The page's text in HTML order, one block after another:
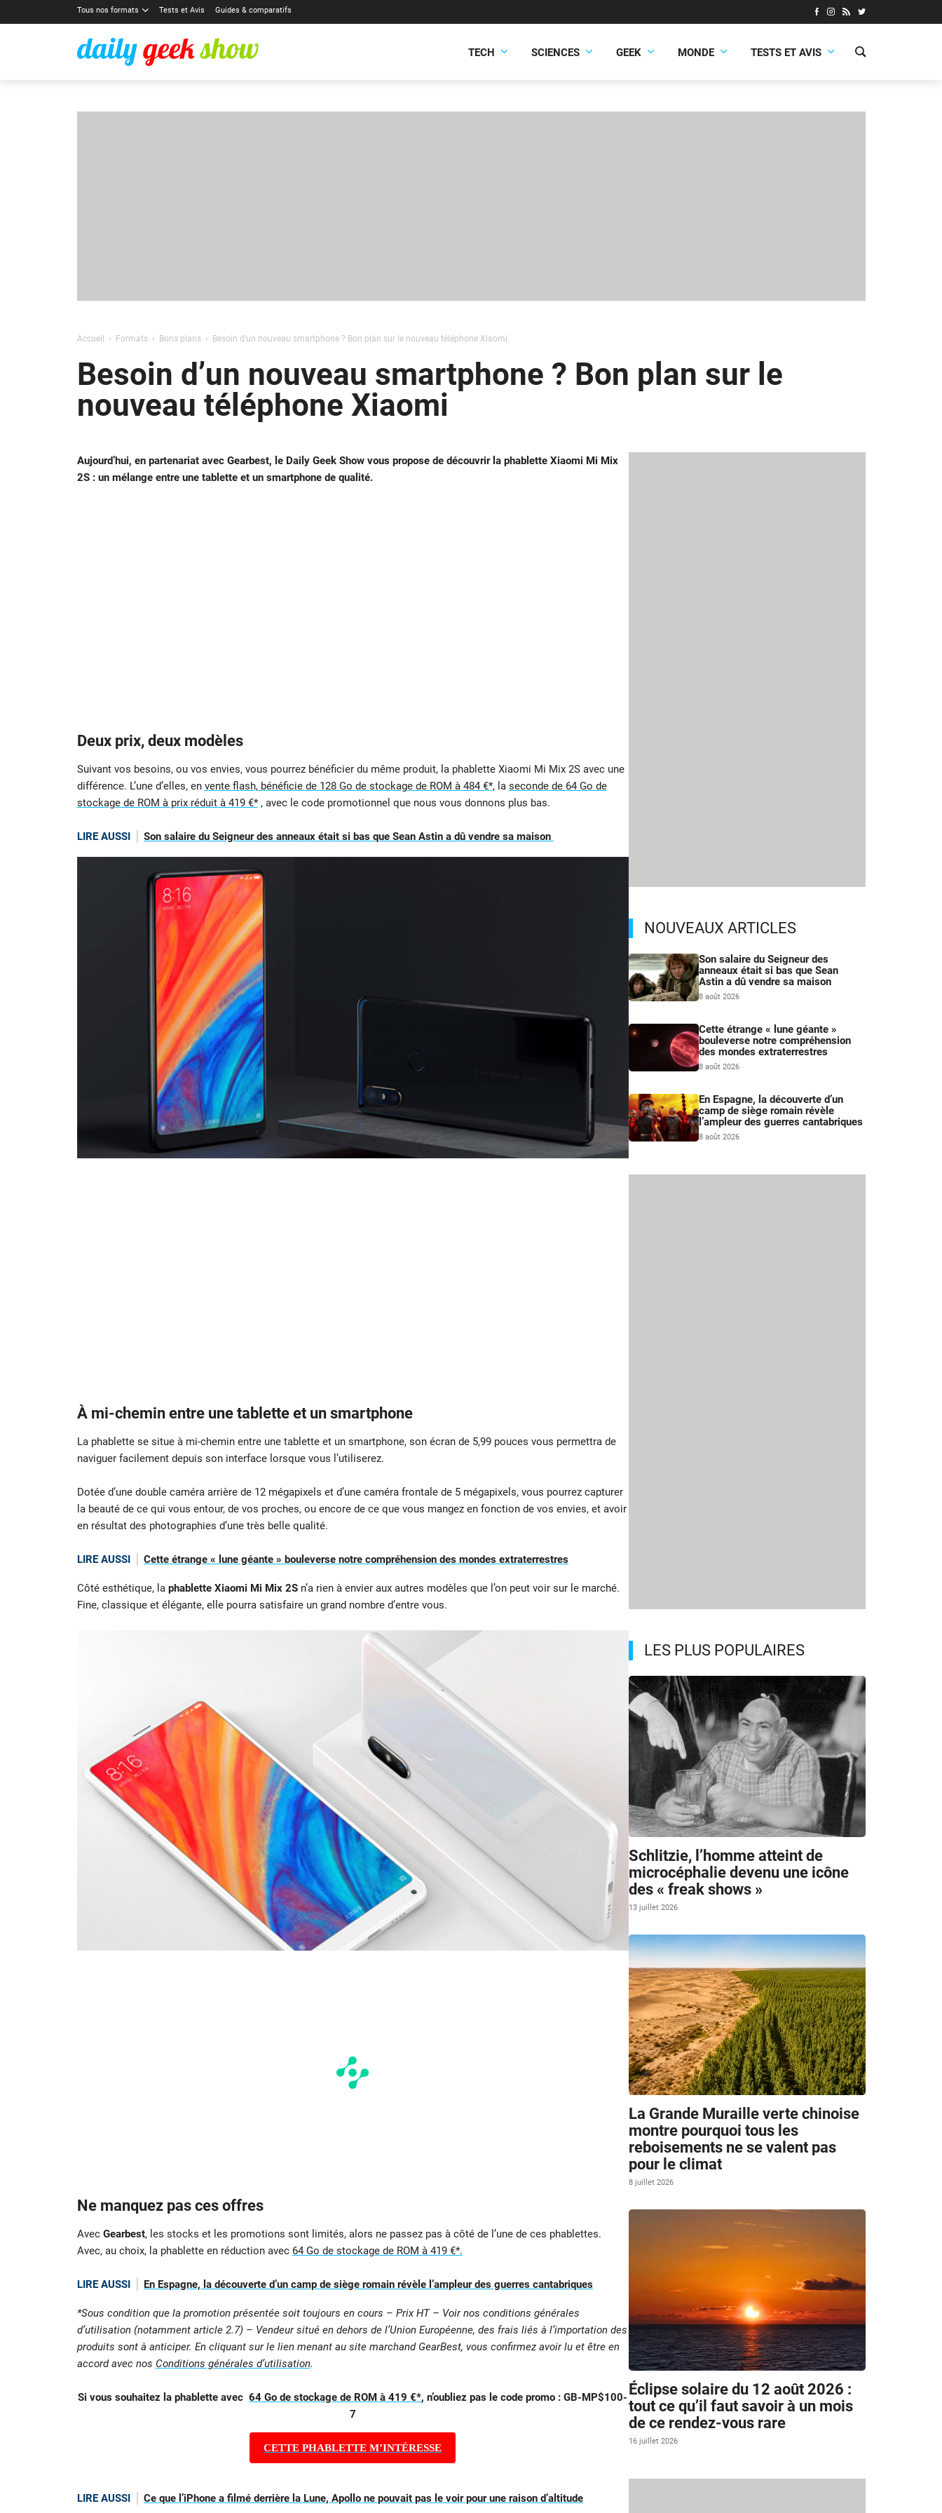
Tous nos formats Tests et Avis Guides & comparatifs
TECH SCIENCES GEEK MONDE TESTS ET AVIS
Accueil Formats Bons plans Besoin d’un nouveau smartphone ? Bon plan sur le nouveau téléphone Xiaomi
Besoin d’un nouveau smartphone ? Bon plan sur le
nouveau téléphone Xiaomi
Aujourd’hui, en partenariat avec Gearbest, le Daily Geek Show vous propose de découvrir la phablette Xiaomi Mi Mix
2S : un mélange entre une tablette et un smartphone de qualité.
Deux prix, deux modèles
Suivant vos besoins, ou vos envies, vous pourrez bénéficier du même produit, la phablette Xiaomi Mi Mix 2S avec une
différence. L’une d’elles, en vente flash, bénéficie de 128 Go de stockage de ROM à 484 €*, la seconde de 64 Go de
stockage de ROM à prix réduit à 419 €*, avec le code promotionnel que nous vous donnons plus bas.
LIRE AUSSI Son salaire du Seigneur des anneaux était si bas que Sean Astin a dû vendre sa maison
À mi-chemin entre une tablette et un smartphone
La phablette se situe à mi-chemin entre une tablette et un smartphone, son écran de 5,99 pouces vous permettra de
naviguer facilement depuis son interface lorsque vous l’utiliserez.
Dotée d’une double caméra arrière de 12 mégapixels et d’une caméra frontale de 5 mégapixels, vous pourrez capturer
la beauté de ce qui vous entour, de vos proches, ou encore de ce que vous mangez en fonction de vos envies, et avoir
en résultat des photographies d’une très belle qualité.
LIRE AUSSI Cette étrange « lune géante » bouleverse notre compréhension des mondes extraterrestres
Côté esthétique, la phablette Xiaomi Mi Mix 2Sn’a rien à envier aux autres modèles que l’on peut voir sur le marché.
Fine, classique et élégante, elle pourra satisfaire un grand nombre d’entre vous.
Ne manquez pas ces offres
Avec Gearbest, les stocks et les promotions sont limités, alors ne passez pas à côté de l’une de ces phablettes.
Avec, au choix, la phablette en réduction avec 64 Go de stockage de ROM à 419 €*.
LIRE AUSSI En Espagne, la découverte d’un camp de siège romain révèle l’ampleur des guerres cantabriques
*Sous condition que la promotion présentée soit toujours en cours – Prix HT – Voir nos conditions générales
d’utilisation (notamment article 2.7) – Vendeur situé en dehors de l’Union Européenne, des frais liés à l’importation des
produits sont à anticiper. En cliquant sur le lien menant au site marchand GearBest, vous confirmez avoir lu et être en
accord avec nos Conditions générales d’utilisation.
Si vous souhaitez la phablette avec64 Go de stockage de ROM à 419 €*, n’oubliez pas le code promo : GB-MP$100-
7
CETTE PHABLETTE M’INTÉRESSE
LIRE AUSSI Ce que l’iPhone a filmé derrière la Lune, Apollo ne pouvait pas le voir pour une raison d’altitude
NOUVEAUX ARTICLES
Son salaire du Seigneur des
anneaux était si bas que Sean
Astin a dû vendre sa maison
8 août 2026
Cette étrange « lune géante »
bouleverse notre compréhension
des mondes extraterrestres
8 août 2026
En Espagne, la découverte d’un
camp de siège romain révèle
l’ampleur des guerres cantabriques
8 août 2026
LES PLUS POPULAIRES
Schlitzie, l’homme atteint de
microcéphalie devenu une icône
des « freak shows »
13 juillet 2026
La Grande Muraille verte chinoise
montre pourquoi tous les
reboisements ne se valent pas
pour le climat
8 juillet 2026
Éclipse solaire du 12 août 2026 :
tout ce qu’il faut savoir à un mois
de ce rendez-vous rare
16 juillet 2026